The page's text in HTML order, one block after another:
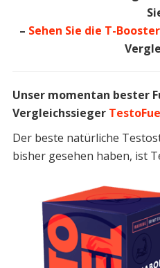
– Sehen Sie die T-Booster
Unser momentan bester
Vergleichssieger
Der beste natürliche
bisher gesehen haben, ist